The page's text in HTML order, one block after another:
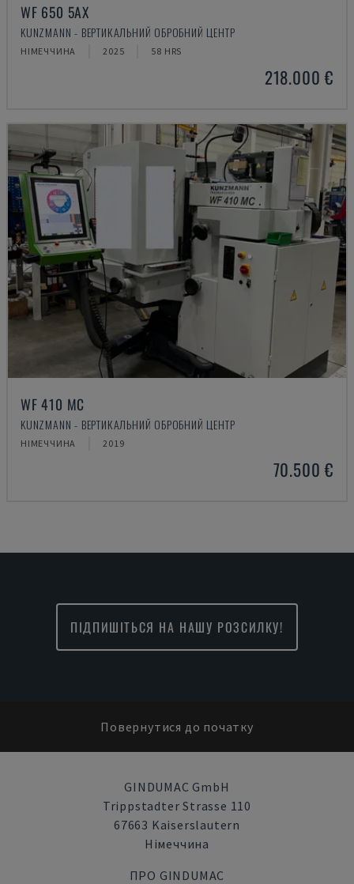
WF 650 5AX
KUNZMANN - ВЕРТИКАЛЬНИЙ ОБРОБНИЙ ЦЕНТР
НІМЕЧЧИНА 2025 58 HRS
218.000 €
WF 410 MC
KUNZMANN - ВЕРТИКАЛЬНИЙ ОБРОБНИЙ ЦЕНТР
НІМЕЧЧИНА 2019
70.500 €
ПІДПИШІТЬСЯ НА НАШУ РОЗСИЛКУ!
Повернутися до початку
GINDUMAC GmbH
Trippstadter Strasse 110
67663 Kaiserslautern
Німеччина
ПРО GINDUMAC